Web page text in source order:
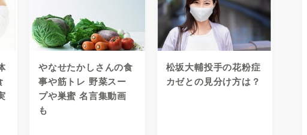
やなせたかしさんの食
事や筋トレ 野菜スー
プや巣蜜 名言集動画
も
松坂大輔投手の花粉症
カゼとの見分け方は？